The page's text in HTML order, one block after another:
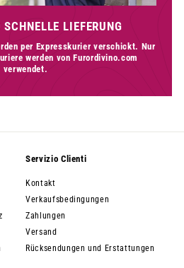
LIEFERUNG
per Expresskurier verschickt. Nur
werden von Furordivino.com
verwendet.
Servizio Clienti
Kontakt
Verkaufsbedingungen
Zahlungen
Versand
Rücksendungen und Erstattungen